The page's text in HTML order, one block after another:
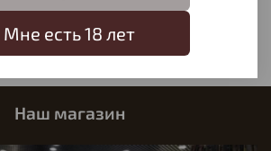
Наш магазин
Мне есть 18 лет